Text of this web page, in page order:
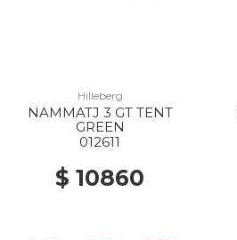
Hilleberg
NAMMATJ 3 GT TENT
GREEN
012611
$ 10860